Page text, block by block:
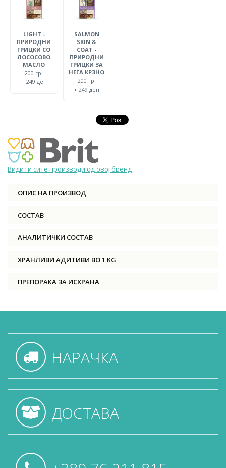
LIGHT -
ПРИРОДНИ
ГРИЦКИ СО
ЛОСОСОВО
МАСЛО
200 гр.
+ 249 ден
SALMON
SKIN &
COAT -
ПРИРОДНИ
ГРИЦКИ ЗА
НЕГА КРЗНО
200 гр.
+ 249 ден
Види ги сите производи од овој бренд
ОПИС НА ПРОИЗВОД
СОСТАВ
АНАЛИТИЧКИ СОСТАВ
ХРАНЛИВИ АДИТИВИ ВО 1 KG
ПРЕПОРАКА ЗА ИСХРАНА
НАРАЧКА
ДОСТАВА